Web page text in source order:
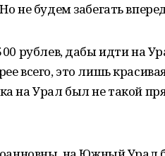
не будем забегать
рублев, дабы идти на
всего, это лишь
на Урал был не такой